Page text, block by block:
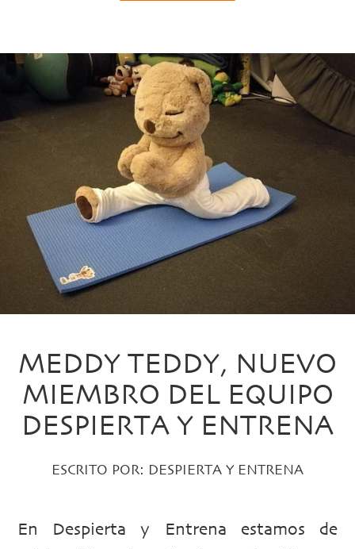
MEDDY TEDDY, NUEVO
MIEMBRO DEL EQUIPO
DESPIERTA Y ENTRENA
ESCRITO POR: DESPIERTA Y ENTRENA
En Despierta y Entrena estamos de